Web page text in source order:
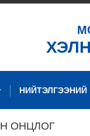
НИЙТЭЛГЭЭНИЙ
ОНЦЛОГ